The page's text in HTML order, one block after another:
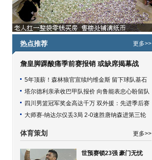
热点推荐 更多>>
詹皇脚踝酸痛季前赛报销 或缺席揭幕战
5年顶薪！森林狼官宣续约维金斯 留下球队基石
塔尔德利亲承收巴甲队报价 向鲁能表忠心盼留队
四川男篮冠军奖金高达千万 双外援：先进季后赛
大师赛-纳达尔仅丢3局 2-0速胜唐纳森进第三轮
体育策划 更多>>
世预赛锁23强 豪门无忧